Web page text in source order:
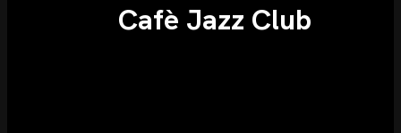
Cafè Jazz Club